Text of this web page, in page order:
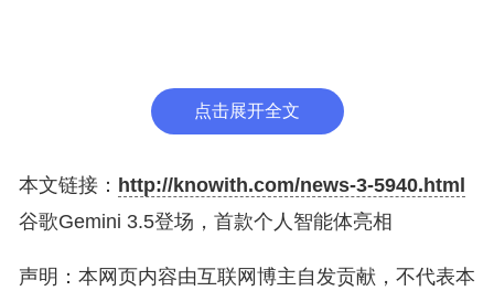
谷歌DeepMind CEO德米斯·哈萨比斯（Demos Has
sabis）更是在演讲中直言：“我认为，当回看这段时
光，我们将会发现，我们正站在技术奇点（Singulari
ty）的前一步。”
Gemini 3.5 Flash强调性价比，输出速度比竞争对手
点击展开全文
本文链接： http://knowith.com/news-3-5940.html
谷歌Gemini 3.5登场，首款个人智能体亮相
声明：本网页内容由互联网博主自发贡献，不代表本